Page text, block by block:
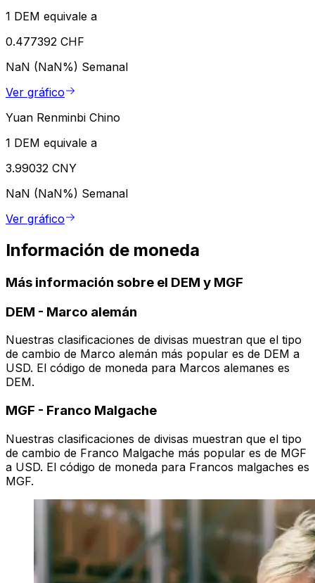
1 DEM equivale a
0.477392 CHF
NaN (NaN%) Semanal
Ver gráfico
Yuan Renminbi Chino
1 DEM equivale a
3.99032 CNY
NaN (NaN%) Semanal
Ver gráfico
Información de moneda
Más información sobre el DEM y MGF
DEM - Marco alemán
Nuestras clasificaciones de divisas muestran que el tipo
de cambio de Marco alemán más popular es de DEM a
USD. El código de moneda para Marcos alemanes es
DEM.
MGF - Franco Malgache
Nuestras clasificaciones de divisas muestran que el tipo
de cambio de Franco Malgache más popular es de MGF
a USD. El código de moneda para Francos malgaches es
MGF.